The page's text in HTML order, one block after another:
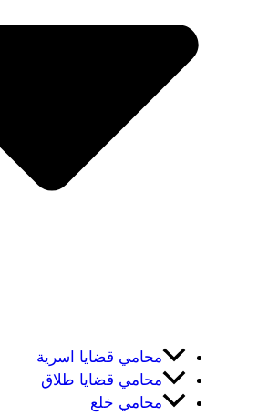
محامي قضايا اسرية
محامي قضايا طلاق
محامي خلع